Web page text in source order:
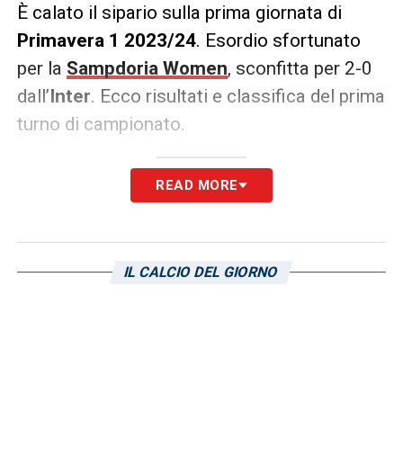
È calato il sipario sulla prima giornata di
Primavera 1 2023/24. Esordio sfortunato
per la Sampdoria Women, sconfitta per 2-0
dall’Inter. Ecco risultati e classifica del prima
turno di campionato.
Serie A Femminile 2023/24: i
READ MORE
IL CALCIO DEL GIORNO